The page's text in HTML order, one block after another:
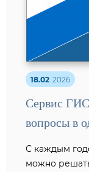
18.02 2026
Сервис
вопросы в
С каждым
можно